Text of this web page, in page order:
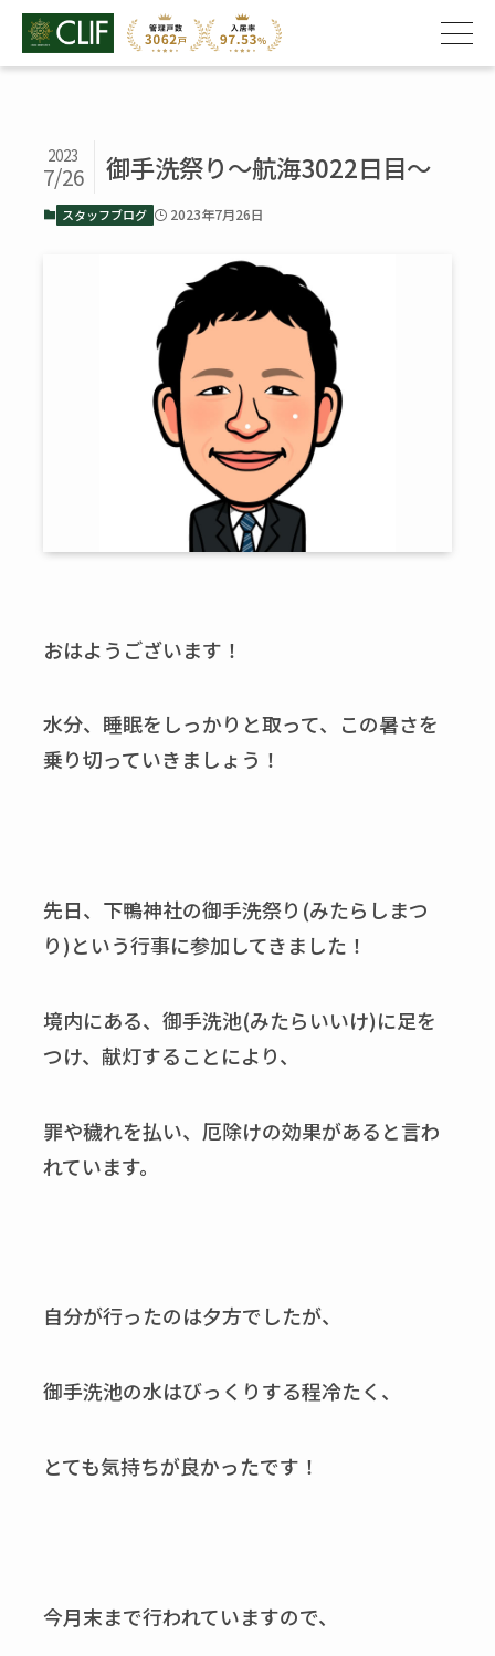
御手洗祭り～航海3022日目～
2023
7/26
スタッフブログ 2023年7月26日
おはようございます！
水分、睡眠をしっかりと取って、この暑さを
乗り切っていきましょう！
先日、下鴨神社の御手洗祭り(みたらしまつ
り)という行事に参加してきました！
境内にある、御手洗池(みたらいいけ)に足を
つけ、献灯することにより、
罪や穢れを払い、厄除けの効果があると言わ
れています。
自分が行ったのは夕方でしたが、
御手洗池の水はびっくりする程冷たく、
とても気持ちが良かったです！
今月末まで行われていますので、